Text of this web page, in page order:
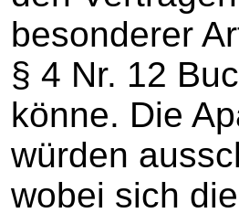
besonderer
§ 4 Nr. 12
könne. Die
würden
wobei sich